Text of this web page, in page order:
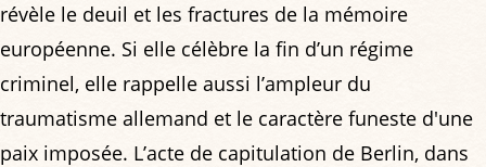
révèle le deuil et les fractures de la mémoire
européenne. Si elle célèbre la fin d’un régime
criminel, elle rappelle aussi l’ampleur du
traumatisme allemand et le caractère funeste d'une
paix imposée. L’acte de capitulation de Berlin, dans